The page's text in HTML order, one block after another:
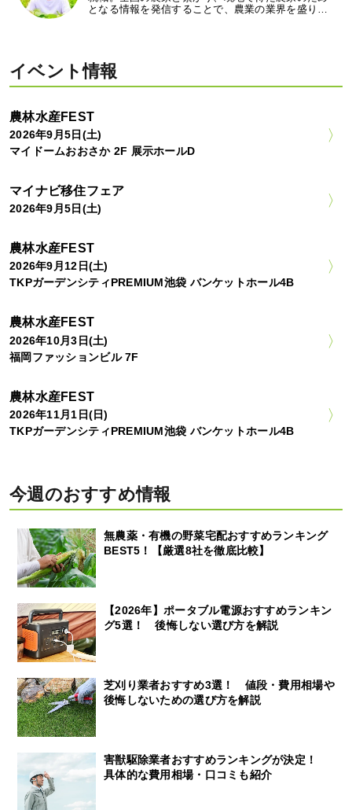
となる情報を発信することで、農業の業界を盛り…
イベント情報
農林水産FEST
2026年9月5日(土)
マイドームおおさか 2F 展示ホールD
マイナビ移住フェア
2026年9月5日(土)
農林水産FEST
2026年9月12日(土)
TKPガーデンシティPREMIUM池袋 バンケットホール4B
農林水産FEST
2026年10月3日(土)
福岡ファッションビル 7F
農林水産FEST
2026年11月1日(日)
TKPガーデンシティPREMIUM池袋 バンケットホール4B
今週のおすすめ情報
無農薬・有機の野菜宅配おすすめランキング
BEST5！【厳選8社を徹底比較】
【2026年】ポータブル電源おすすめランキン
グ5選！ 後悔しない選び方を解説
芝刈り業者おすすめ3選！ 値段・費用相場や
後悔しないための選び方を解説
害獣駆除業者おすすめランキングが決定！
具体的な費用相場・口コミも紹介